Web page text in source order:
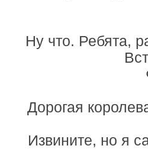
Ну что. Ребята,
Дорогая
Извините, но я